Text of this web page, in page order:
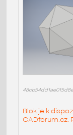
Blok je k
CADforum.cz.